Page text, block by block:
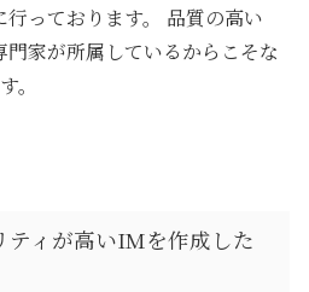
っております。 品質の高い
家が所属しているからこそな
。
ティが高いIMを作成した